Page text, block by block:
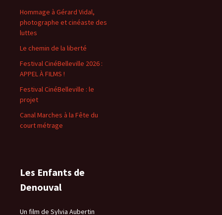
Hommage à Gérard Vidal,
photographe et cinéaste des
luttes
Le chemin de la liberté
Festival CinéBelleville 2026 :
APPEL À FILMS !
Festival CinéBelleville : le
projet
Canal Marches à la Fête du
court métrage
Les Enfants de
Denouval
Un film de Sylvia Aubertin